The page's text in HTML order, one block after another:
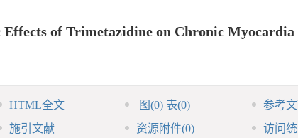
of Trimetazidine on Chronic
HTML全文 图(0) 表(0) 参考
施引文献 资源附件(0) 访问